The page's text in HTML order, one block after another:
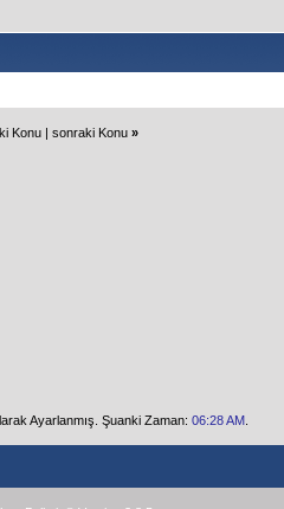
Konu| sonraki Konu »
Ayarlanmış. Şuanki Zaman: 06:28 AM.